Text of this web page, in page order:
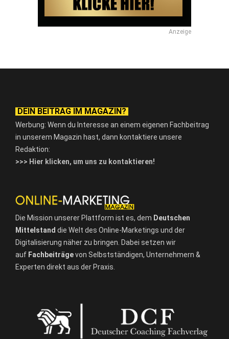
Anzeige
DEIN BEITRAG IM MAGAZIN?
Werbung: Wenn du Interesse an einem eigenen Fachbeitrag
in unserem Magazin hast, dann kontaktiere unsere
Redaktion:
>>> Hier klicken, um uns zu kontaktieren!
Die Mission unserer Plattform ist es, dem Deutschen
Mittelstand die Welt des Online-Marketings und der
Digitalisierung näher zu bringen. Dabei setzen wir
auf Fachbeiträgevon Selbstständigen, Unternehmern &
Experten direkt aus der Praxis.